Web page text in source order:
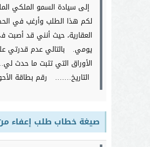
إلى سيادة السمو الملكي
لكم هذا الطلب وأرغب في
العقارية، حيث أنني قد
يومي.
بالتالي عدم
الأوراق التي تثبت ما حدث
التاريخ…….
رقم بطاقة
صيغة خطاب طلب إعفاء